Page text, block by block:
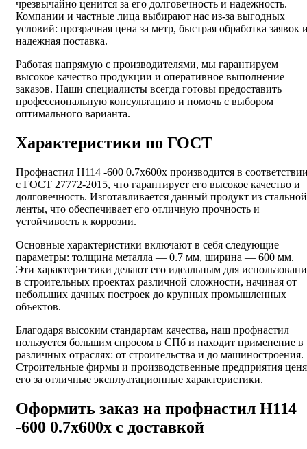
чрезвычайно ценится за его долговечность и надежность.
Компании и частные лица выбирают нас из-за выгодных
условий: прозрачная цена за метр, быстрая обработка заявок
надежная поставка.
Работая напрямую с производителями, мы гарантируем
высокое качество продукции и оперативное выполнение
заказов. Наши специалисты всегда готовы предоставить
профессиональную консультацию и помочь с выбором
оптимального варианта.
Характеристики по ГОСТ
Профнастил Н114 -600 0.7х600х производится в
с ГОСТ 27772-2015, что гарантирует его высокое качество и
долговечность. Изготавливается данный продукт из стальной
ленты, что обеспечивает его отличную прочность и
устойчивость к коррозии.
Основные характеристики включают в себя следующие
параметры: толщина металла — 0.7 мм, ширина — 600 мм.
Эти характеристики делают его идеальным для
в строительных проектах различной сложности, начиная от
небольших дачных построек до крупных промышленных
объектов.
Благодаря высоким стандартам качества, наш профнастил
пользуется большим спросом в СПб и находит применение в
различных отраслях: от строительства и до машиностроения.
Строительные фирмы и производственные предприятия
его за отличные эксплуатационные характеристики.
Оформить заказ на профнастил Н114
-600 0.7х600х с доставкой